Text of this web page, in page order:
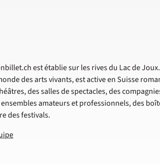
est établie sur les rives du Lac de
des arts vivants, est active en Suisse
des salles de spectacles, des
amateurs et professionnels, des
des festivals.